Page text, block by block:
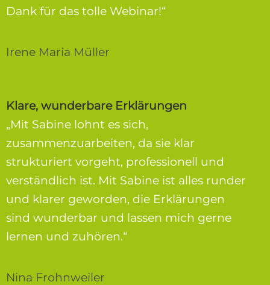
Dank für das tolle Webinar!“
Irene Maria Müller
Klare, wunderbare Erklärungen
„Mit Sabine lohnt es sich,
zusammenzuarbeiten, da sie klar
strukturiert vorgeht, professionell und
verständlich ist. Mit Sabine ist alles runder
und klarer geworden, die Erklärungen
sind wunderbar und lassen mich gerne
lernen und zuhören.“
Nina Frohnweiler